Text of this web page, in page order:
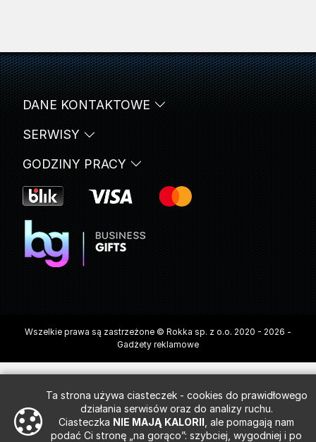
Ta strona używa ciasteczek - cookies do prawidłowego
działania serwisów oraz do analizy ruchu.
Ciasteczka NIE MAJĄ KALORII , ale pomagają nam
podać Ci stronę „na gorąco”: szybciej, wygodniej i po
SERWISY
DANE KONTAKTOWE
GODZINY PRACY
Wszelkie prawa są zastrzeżone © Rokka sp. z o.o. 2020 - 2026 -
Gadżety reklamowe